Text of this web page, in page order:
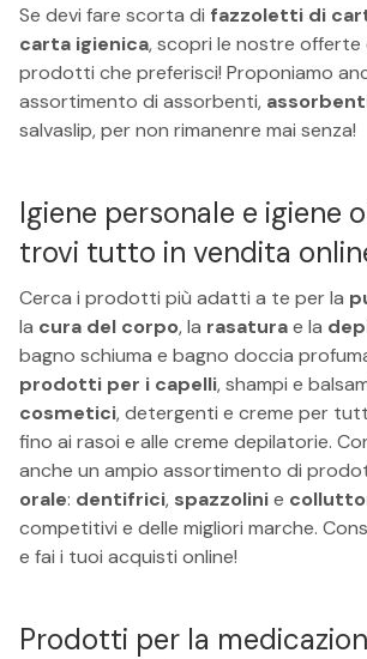
Se devi fare scorta di fazzoletti di
carta igienica, scopri le nostre offerte
prodotti che preferisci! Proponiamo
assortimento di assorbenti,
salvaslip, per non rimanenre mai senza!
Igiene personale e igiene
trovi tutto in vendita
Cerca i prodotti più adatti a te per la
la cura del corpo, la rasaturae la
bagno schiuma e bagno doccia
prodotti per i capelli, shampi e
cosmetici, detergenti e creme per
fino ai rasoi e alle creme depilatorie.
anche un ampio assortimento di
orale: dentifrici, spazzolinie
competitivi e delle migliori marche.
e fai i tuoi acquisti online!
Prodotti per la